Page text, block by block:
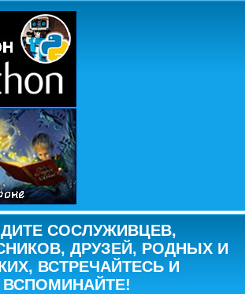
СОСЛУЖИВЦЕВ,
ДРУЗЕЙ, РОДНЫХ И
ВСТРЕЧАЙТЕСЬ И
ВСПОМИНАЙТЕ!